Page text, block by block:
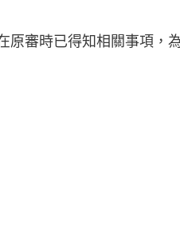
原審時已得知相關事項，